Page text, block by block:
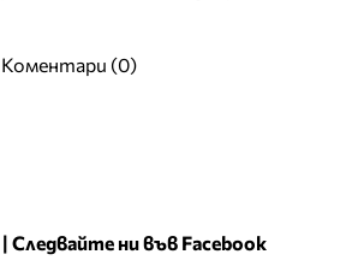
Коментари (0)
| Следвайте ни във Facebook